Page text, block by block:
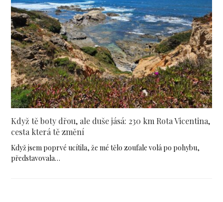
Když tě boty dřou, ale duše jásá: 230 km Rota Vicentina,
cesta která tě změní
Když jsem poprvé ucítila, že mé tělo zoufale volá po pohybu,
představovala…